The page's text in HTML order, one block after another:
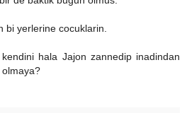
bi yerlerine cocuklarin.
hala Jajon zannedip inadindan